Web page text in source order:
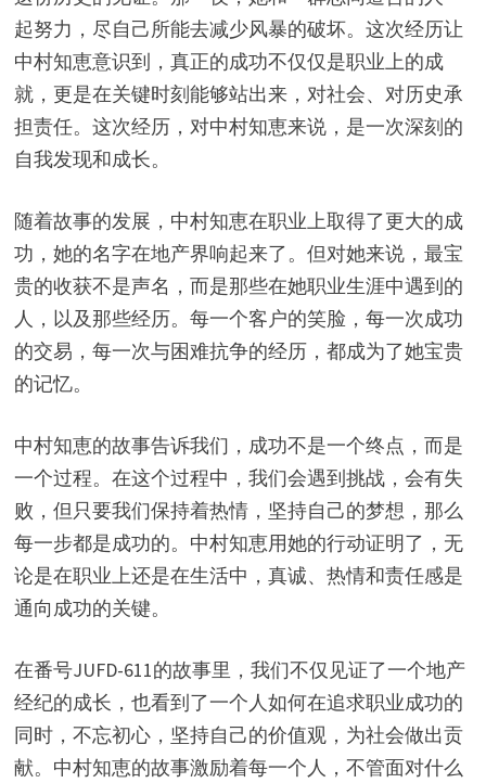
起努力，尽自己所能去减少风暴的破坏。这次经历让
中村知恵意识到，真正的成功不仅仅是职业上的成
就，更是在关键时刻能够站出来，对社会、对历史承
担责任。这次经历，对中村知恵来说，是一次深刻的
自我发现和成长。
随着故事的发展，中村知恵在职业上取得了更大的成
功，她的名字在地产界响起来了。但对她来说，最宝
贵的收获不是声名，而是那些在她职业生涯中遇到的
人，以及那些经历。每一个客户的笑脸，每一次成功
的交易，每一次与困难抗争的经历，都成为了她宝贵
的记忆。
中村知恵的故事告诉我们，成功不是一个终点，而是
一个过程。在这个过程中，我们会遇到挑战，会有失
败，但只要我们保持着热情，坚持自己的梦想，那么
每一步都是成功的。中村知恵用她的行动证明了，无
论是在职业上还是在生活中，真诚、热情和责任感是
通向成功的关键。
在番号JUFD-611的故事里，我们不仅见证了一个地产
经纪的成长，也看到了一个人如何在追求职业成功的
同时，不忘初心，坚持自己的价值观，为社会做出贡
献。中村知恵的故事激励着每一个人，不管面对什么